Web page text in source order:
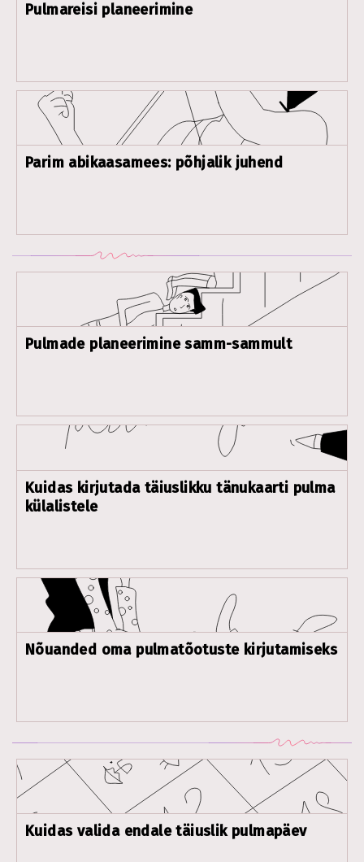
Pulmareisi planeerimine
Parim abikaasamees: põhjalik juhend
Pulmade planeerimine samm-sammult
Kuidas kirjutada täiuslikku tänukaarti pulma
külalistele
Nõuanded oma pulmatõotuste kirjutamiseks
Kuidas valida endale täiuslik pulmapäev